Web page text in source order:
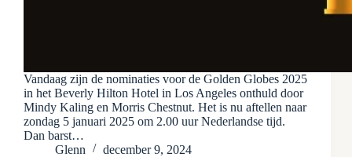
Vandaag zijn de nominaties voor de Golden Globes 2025
in het Beverly Hilton Hotel in Los Angeles onthuld door
Mindy Kaling en Morris Chestnut. Het is nu aftellen naar
zondag 5 januari 2025 om 2.00 uur Nederlandse tijd.
Dan barst…
Glenn
december 9, 2024